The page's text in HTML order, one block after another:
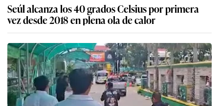
Seúl alcanza los 40 grados Celsius por primera
vez desde 2018 en plena ola de calor